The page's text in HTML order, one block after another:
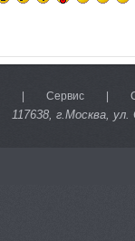
Сервис
117638, г.Москва, ул.